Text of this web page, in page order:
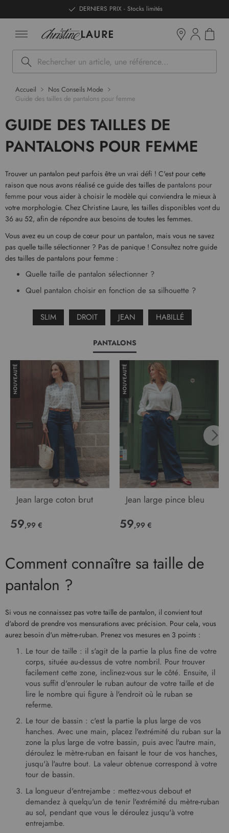
DERNIERS PRIX - Stocks limités
Rechercher
Accueil
Nos Conseils Mode
Guide des tailles de pantalons pour femme
GUIDE DES TAILLES DE
PANTALONS POUR FEMME
Trouver un pantalon peut parfois être un vrai défi ! C'est pour cette
raison que nous avons réalisé ce guide des tailles de pantalons pour
femme pour vous aider à choisir le modèle qui conviendra le mieux à
votre morphologie. Chez Christine Laure, les tailles disponibles vont du
36 au 52, afin de répondre aux besoins de toutes les femmes.
Vous avez eu un coup de cœur pour un pantalon, mais vous ne savez
pas quelle taille sélectionner ? Pas de panique ! Consultez notre guide
des tailles de pantalons pour femme :
Quelle taille de pantalon sélectionner ?
Quel pantalon choisir en fonction de sa silhouette ?
SLIM DROIT JEAN HABILLÉ
PANTALONS
Jean large coton brut
59,99 €
Jean large pince bleu
59,99 €
Comment connaître sa taille de
pantalon ?
Si vous ne connaissez pas votre taille de pantalon, il convient tout
d'abord de prendre vos mensurations avec précision. Pour cela, vous
aurez besoin d'un mètre-ruban. Prenez vos mesures en 3 points :
Le tour de taille : il s'agit de la partie la plus fine de votre
corps, située au-dessus de votre nombril. Pour trouver
facilement cette zone, inclinez-vous sur le côté. Ensuite, il
vous suffit d'enrouler le ruban autour de votre taille et de
lire le nombre qui figure à l'endroit où le ruban se
referme.
Le tour de bassin : c'est la partie la plus large de vos
hanches. Avec une main, placez l'extrémité du ruban sur la
zone la plus large de votre bassin, puis avec l'autre main,
déroulez le mètre-ruban en faisant le tour de vos hanches,
jusqu'à l'autre bout. La valeur obtenue correspond à votre
tour de bassin.
La longueur d'entrejambe : mettez-vous debout et
demandez à quelqu'un de tenir l'extrémité du mètre-ruban
au sol, pendant que vous le déroulez jusqu'à votre
entrejambe.